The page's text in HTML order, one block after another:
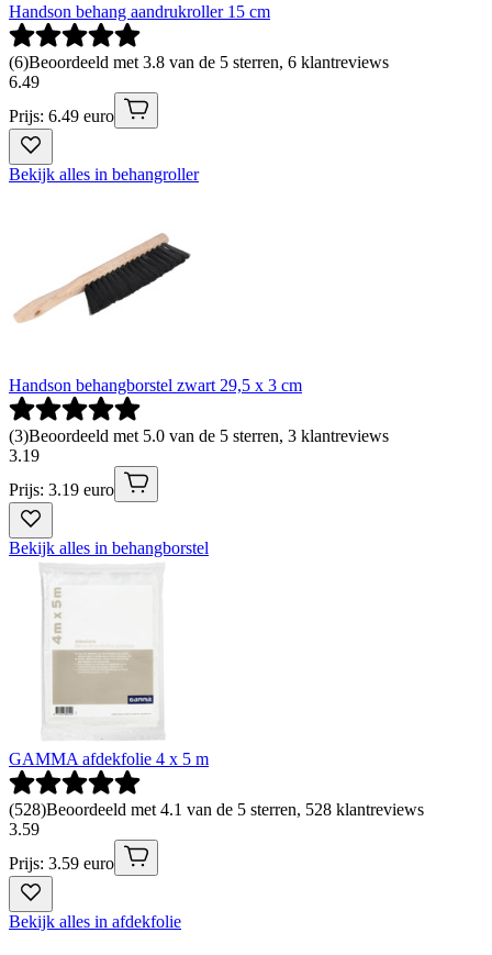
Handson behang aandrukroller 15 cm
(6)Beoordeeld met 3.8 van de 5 sterren, 6 klantreviews
6.49
Prijs: 6.49 euro
Bekijk alles in behangroller
Handson behangborstel zwart 29,5 x 3 cm
(3)Beoordeeld met 5.0 van de 5 sterren, 3 klantreviews
3.19
Prijs: 3.19 euro
Bekijk alles in behangborstel
GAMMA afdekfolie 4 x 5 m
(528)Beoordeeld met 4.1 van de 5 sterren, 528 klantreviews
3.59
Prijs: 3.59 euro
Bekijk alles in afdekfolie